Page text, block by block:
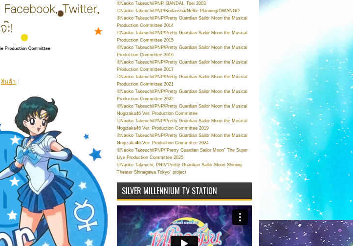
สินค้า
©Naoko Takeuchi/PNP, BANDAI, Toei 2003
©Naoko Takeuchi/PNP/Kodansha/Nelke Planning/DWANGO
©Naoko Takeuchi/PNP/Pretty Guardian Sailor Moon the Musical
Production Committee 2014
©Naoko Takeuchi/PNP/Pretty Guardian Sailor Moon the Musical
Production Committee 2015
©Naoko Takeuchi/PNP/Pretty Guardian Sailor Moon the Musical
Production Committee 2016
©Naoko Takeuchi/PNP/Pretty Guardian Sailor Moon the Musical
Production Committee 2017
©Naoko Takeuchi/PNP/Pretty Guardian Sailor Moon the Musical
Production Committee 2021
©Naoko Takeuchi/PNP/Pretty Guardian Sailor Moon the Musical
Production Committee 2022
©Naoko Takeuchi/PNP/Pretty Guardian Sailor Moon the Musical
Nogizaka46 Ver. Production Committee
©Naoko Takeuchi/PNP/Pretty Guardian Sailor Moon the Musical
Nogizaka46 Ver. Production Committee 2019
©Naoko Takeuchi/PNP/Pretty Guardian Sailor Moon the Musical
Nogizaka46 Ver. Production Committee 2024
©Naoko Takeuchi/PNP/“Pretty Guardian Sailor Moon” The Super
Live Production Committee 2025
©Naoko Takeuchi, PNP/“Pretty Guardian Sailor Moon Shining
Theater Shinagawa Tokyo” project
SILVER MILLENNIUM TV STATION